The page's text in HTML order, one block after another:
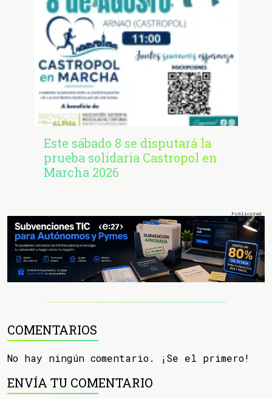
Este sábado 8 se disputará la
prueba solidaria Castropol en
Marcha 2026
COMENTARIOS
No hay ningún comentario. ¡Se el primero!
ENVÍA TU COMENTARIO